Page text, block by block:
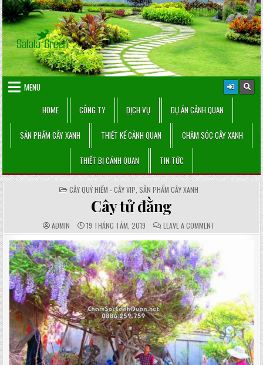
Skip
to
content
MENU
HOME
CÔNG TY DỊCH VỤ DỰ ÁN CẢNH QUAN
SẢN PHẨM CÂY XANH THIẾT KẾ CẢNH QUAN CHĂM SÓC CÂY XANH
THIẾT BỊ CẢNH QUAN TIN TỨC
POSTED
IN
CÂY QUÝ HIẾM - CÂY VIP SẢN PHẨM CÂY XANH
Cây tử đằng
AUTHOR:
ADMIN PUBLISHED
DATE:
19 THÁNG TÁM, 2019 COMMENTS:
LEAVE A COMMENTON
CÂY